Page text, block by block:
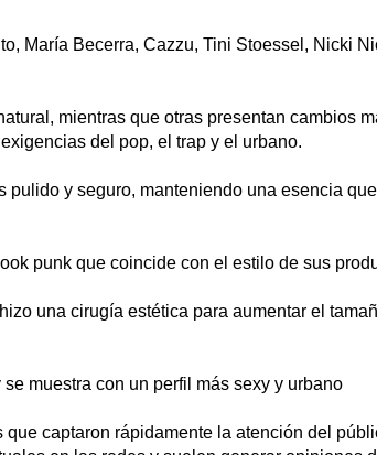
María Becerra, Cazzu, Tini Stoessel, Nicki
mientras que otras presentan cambios
del pop, el trap y el urbano.
pulido y seguro, manteniendo una esencia
punk que coincide con el estilo de sus
una cirugía estética para aumentar el
muestra con un perfil más sexy y urbano
captaron rápidamente la atención del